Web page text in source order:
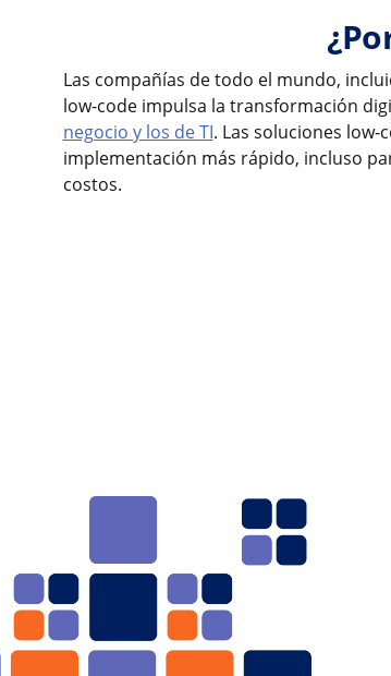
Las compañías de todo el mundo,
low-code impulsa la transformación
negocio y los de TI. Las soluciones
implementación más rápido, incluso
costos.